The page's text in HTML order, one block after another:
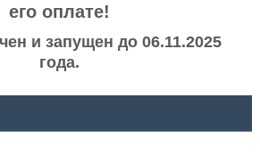
его оплате!
и запущен до 06.11.2025
года.